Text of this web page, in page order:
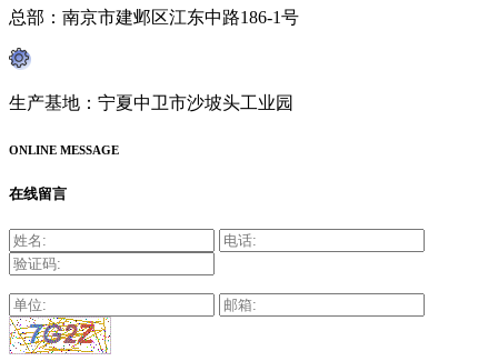
总部：南京市建邺区江东中路186-1号
生产基地：宁夏中卫市沙坡头工业园
ONLINE MESSAGE
在线留言